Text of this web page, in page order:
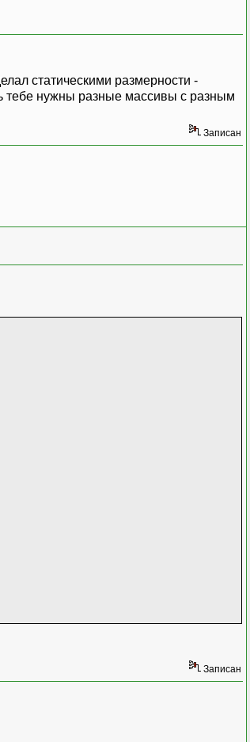
статическими размерности -
тебе нужны разные массивы с разным
Записан
Записан